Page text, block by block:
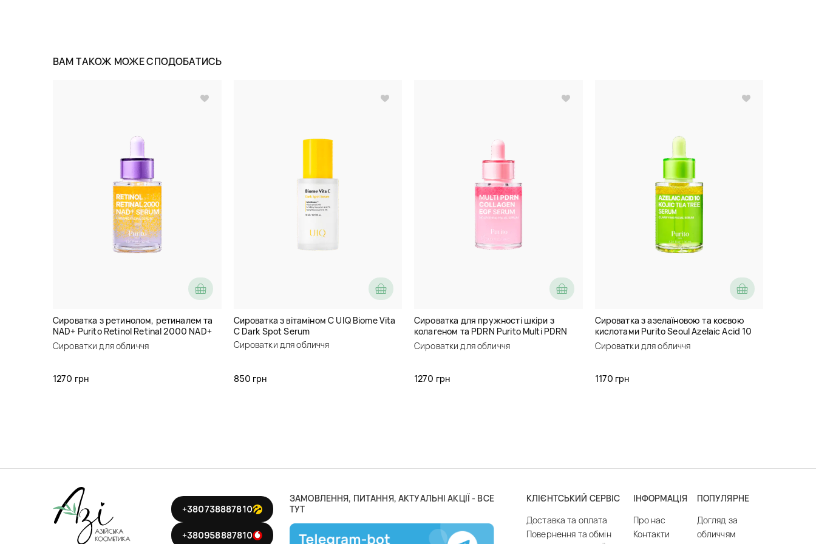
ВАМ ТАКОЖ МОЖЕ СПОДОБАТИСЬ
Сироватка з ретинолом, ретиналем та
NAD+ Purito Retinol Retinal 2000 NAD+
Serum
Сироватки для обличчя
1270 грн
Сироватка з вітаміном C UIQ Biome Vita
C Dark Spot Serum
Сироватки для обличчя
850 грн
Сироватка для пружності шкіри з
колагеном та PDRN Purito Multi PDRN
Collagen EGF Serum
Сироватки для обличчя
1270 грн
Сироватка з азелаїновою та коєвою
кислотами Purito Seoul Azelaic Acid 10
Kojic Tea Tree Serum
Сироватки для обличчя
1170 грн
ЗАМОВЛЕННЯ, ПИТАННЯ, АКТУАЛЬНІ АКЦІЇ - ВСЕ
ТУТ
КЛІЄНТСЬКИЙ СЕРВІС
Доставка та оплата
Повернення та обмін
ІНФОРМАЦІЯ
Про нас
Контакти
+380738887810
+380958887810
ПОПУЛЯРНЕ
Догляд за
обличчям